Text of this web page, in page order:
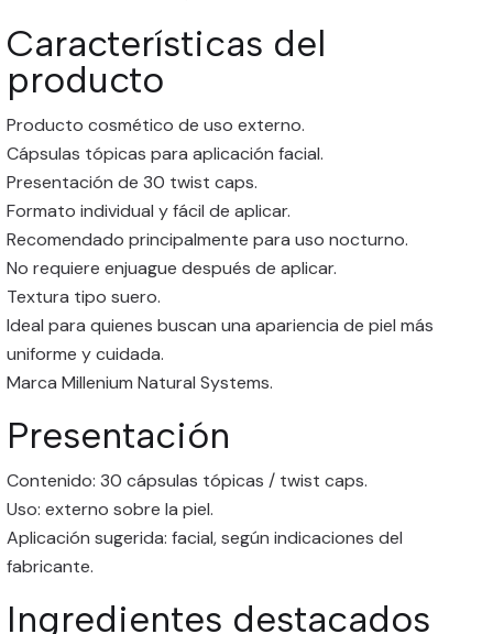
Características del
producto
Producto cosmético de uso externo.
Cápsulas tópicas para aplicación facial.
Presentación de 30 twist caps.
Formato individual y fácil de aplicar.
Recomendado principalmente para uso nocturno.
No requiere enjuague después de aplicar.
Textura tipo suero.
Ideal para quienes buscan una apariencia de piel más
uniforme y cuidada.
Marca Millenium Natural Systems.
Presentación
Contenido: 30 cápsulas tópicas / twist caps.
Uso: externo sobre la piel.
Aplicación sugerida: facial, según indicaciones del
fabricante.
Ingredientes destacados